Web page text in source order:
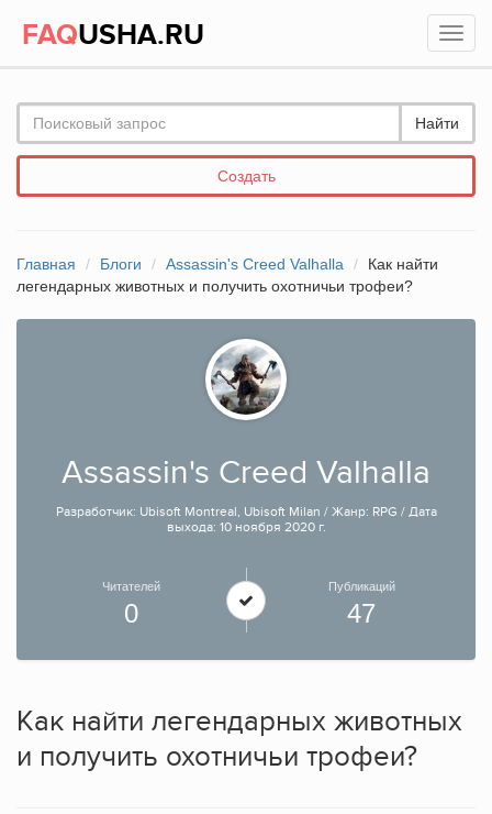
FAQUSHA.RU
Найти
Создать
Главная Блоги Assassin's Creed Valhalla
Как найти
легендарных животных и получить охотничьи трофеи?
Assassin's Creed Valhalla
Разработчик: Ubisoft Montreal, Ubisoft Milan / Жанр: RPG / Дата
выхода: 10 ноября 2020 г.
Читателей
0
Публикаций
47
Как найти легендарных животных
и получить охотничьи трофеи?